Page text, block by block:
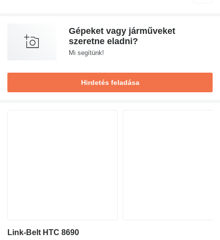
Gépeket vagy járműveket
szeretne eladni?
Mi segítünk!
Hirdetés feladása
Link-Belt HTC 8690